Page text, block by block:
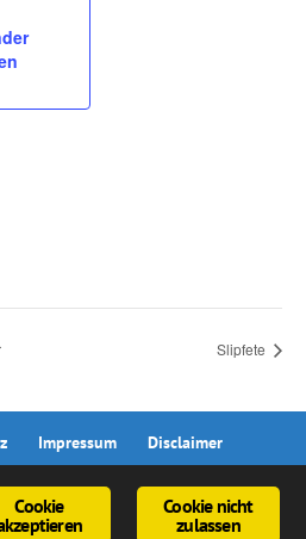
Slipfete
Impressum Disclaimer
Cookie nicht
zulassen
Cookie